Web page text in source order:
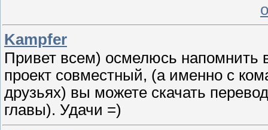
Kampfer
Привет всем) осмелюсь напомнить
проект совместный, (а именно с
друзьях) вы можете скачать
главы). Удачи =)